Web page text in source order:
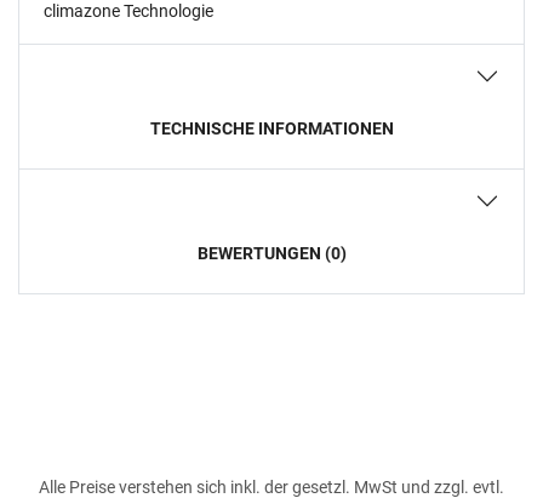
climazone Technologie
TECHNISCHE INFORMATIONEN
BEWERTUNGEN (0)
Alle Preise verstehen sich inkl. der gesetzl. MwSt und zzgl. evtl.